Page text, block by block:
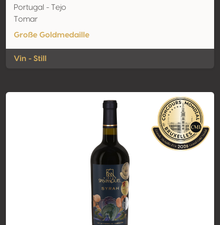
Portugal - Tejo
Tomar
Große Goldmedaille
Vin - Still